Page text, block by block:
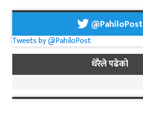
@PahiloPost
Tweets by @PahiloPost
धेरैले पढेको